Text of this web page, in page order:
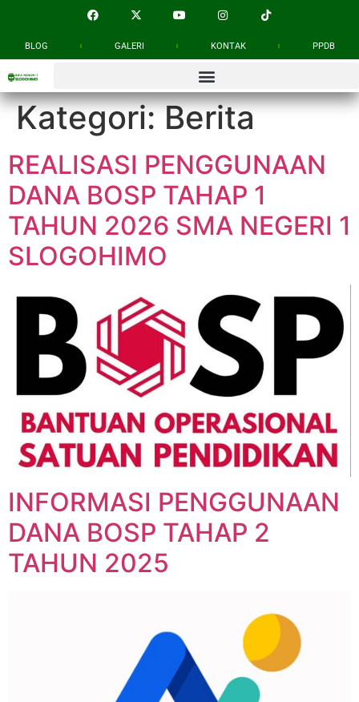
BLOG GALERI KONTAK PPDB
Kategori:Berita
REALISASI PENGGUNAAN
DANA BOSP TAHAP 1
TAHUN 2026 SMA NEGERI 1
SLOGOHIMO
INFORMASI PENGGUNAAN
DANA BOSP TAHAP 2
TAHUN 2025